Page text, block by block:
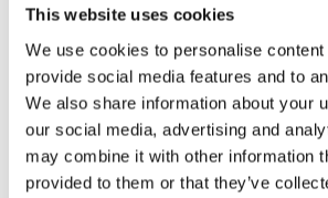
This website uses cookies
We use cookies to personalise
provide social media features and to
We also share information about your
our social media, advertising and
may combine it with other information
provided to them or that they’ve
Textilband med
på linnefärgad
bakgrund.
Lämpligt för pyssel
och dekoration.
Finns i tre olika
färger.
19
Lägg till i
INFO